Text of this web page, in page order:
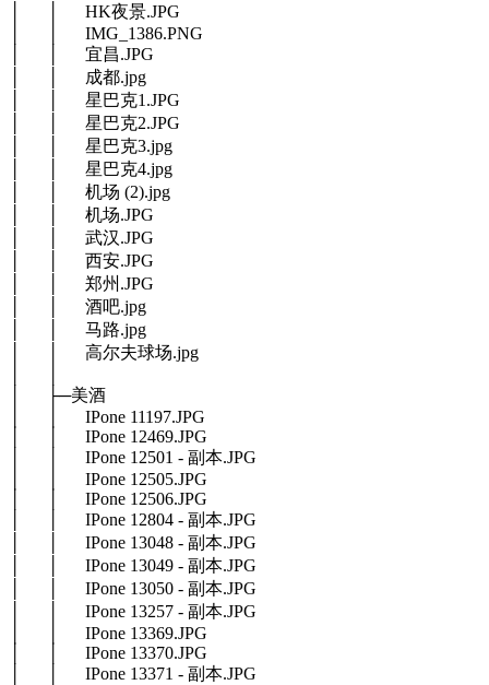
│ │ HK夜景.JPG
│ │ IMG_1386.PNG
│ │ 宜昌.JPG
│ │ 成都.jpg
│ │ 星巴克1.JPG
│ │ 星巴克2.JPG
│ │ 星巴克3.jpg
│ │ 星巴克4.jpg
│ │ 机场 (2).jpg
│ │ 机场.JPG
│ │ 武汉.JPG
│ │ 西安.JPG
│ │ 郑州.JPG
│ │ 酒吧.jpg
│ │ 马路.jpg
│ │ 高尔夫球场.jpg
│ ├─美酒
│ │ IPone 11197.JPG
│ │ IPone 12469.JPG
│ │ IPone 12501 - 副本.JPG
│ │ IPone 12505.JPG
│ │ IPone 12506.JPG
│ │ IPone 12804 - 副本.JPG
│ │ IPone 13048 - 副本.JPG
│ │ IPone 13049 - 副本.JPG
│ │ IPone 13050 - 副本.JPG
│ │ IPone 13257 - 副本.JPG
│ │ IPone 13369.JPG
│ │ IPone 13370.JPG
│ │ IPone 13371 - 副本.JPG